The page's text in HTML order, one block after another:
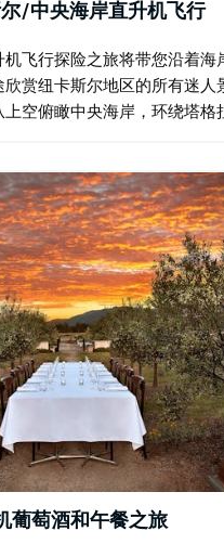
/中央海岸直升机飞行
飞行探险之旅将带您沿着海
赏纽卡斯尔地区的所有迷人
空俯瞰中央海岸，环绕塔格
葡萄酒和午餐之旅